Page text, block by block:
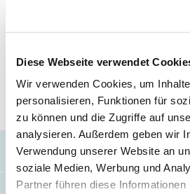
Diese Webseite verwendet
Wir verwenden Cookies, um
personalisieren, Funktionen für
zu können und die Zugriffe auf
analysieren. Außerdem geben wir
Verwendung unserer Website an
soziale Medien, Werbung und
Partner führen diese
Dieser Beitrag wurde
Website importiert. Wir
allfällige Darstellungsfehler